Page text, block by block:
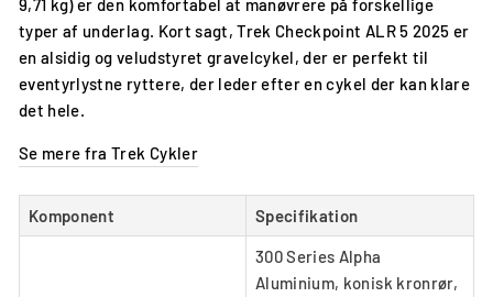
typer af underlag. Kort sagt, Trek Checkpoint ALR 5 2025 er
en alsidig og veludstyret gravelcykel, der er perfekt til
eventyrlystne ryttere, der leder efter en cykel der kan klare
det hele.
Se mere fra Trek Cykler
Komponent Specifikation
300 Series Alpha
Aluminium, konisk kronrør,